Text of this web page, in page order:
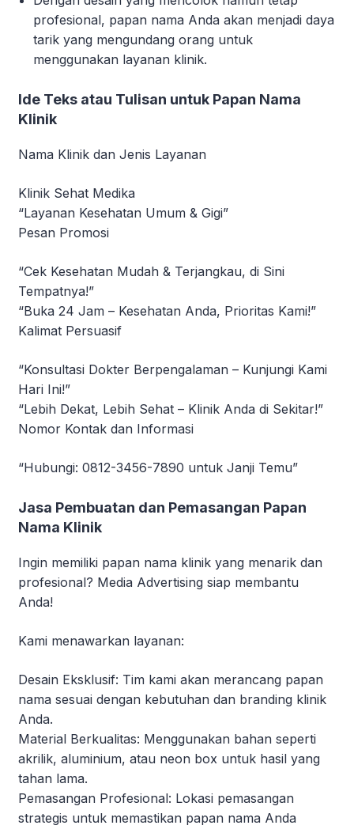
profesional, papan nama Anda akan menjadi daya
tarik yang mengundang orang untuk
menggunakan layanan klinik.
Ide Teks atau Tulisan untuk Papan Nama
Klinik
Nama Klinik dan Jenis Layanan
Klinik Sehat Medika
“Layanan Kesehatan Umum & Gigi”
Pesan Promosi
“Cek Kesehatan Mudah & Terjangkau, di Sini
Tempatnya!”
“Buka 24 Jam – Kesehatan Anda, Prioritas Kami!”
Kalimat Persuasif
“Konsultasi Dokter Berpengalaman – Kunjungi Kami
Hari Ini!”
“Lebih Dekat, Lebih Sehat – Klinik Anda di Sekitar!”
Nomor Kontak dan Informasi
“Hubungi: 0812-3456-7890 untuk Janji Temu”
Jasa Pembuatan dan Pemasangan Papan
Nama Klinik
Ingin memiliki papan nama klinik yang menarik dan
profesional? Media Advertising siap membantu
Anda!
Kami menawarkan layanan:
Desain Eksklusif: Tim kami akan merancang papan
nama sesuai dengan kebutuhan dan branding klinik
Anda.
Material Berkualitas: Menggunakan bahan seperti
akrilik, aluminium, atau neon box untuk hasil yang
tahan lama.
Pemasangan Profesional: Lokasi pemasangan
strategis untuk memastikan papan nama Anda